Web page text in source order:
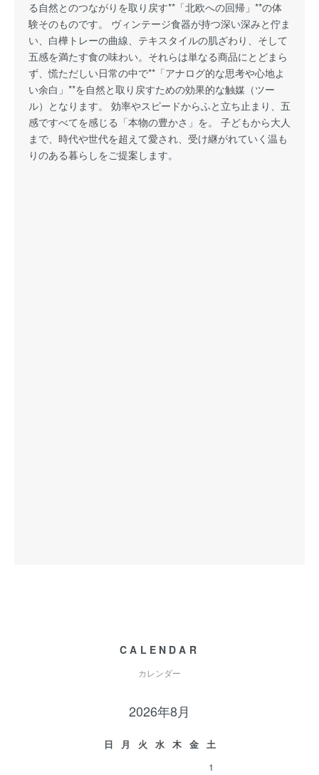
る自然とのつながりを取り戻す**「北欧への回帰」**の体
験そのものです。 ヴィンテージ食器が持つ深い深みと佇ま
い、白樺トレーの曲線、テキスタイルの肌ざわり、そして
五感を満たす食の味わい。それらは単なる商品にとどまら
ず、慌ただしい日常の中で**「アナログ的な思考や心地よ
い余白」**を自然と取り戻すための効果的な触媒（ツー
ル）となります。 効率やスピードからふと立ち止まり、五
感ですべてを感じる「本物の豊かさ」を。 子どもから大人
まで、時代や世代を超えて愛され、受け継がれていく温も
りのある暮らしをご提案します。
CALENDAR
カレンダー
2026年8月
日 月 火 水 木 金
土
1